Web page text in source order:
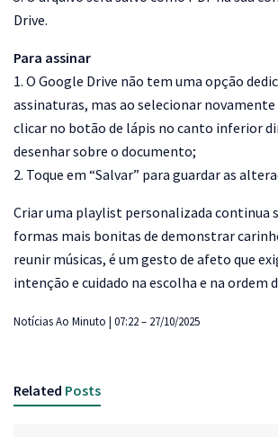
Drive.
Para assinar
1. O Google Drive não tem uma opção
assinaturas, mas ao selecionar
clicar no botão de lápis no canto inferior
desenhar sobre o documento;
2. Toque em “Salvar” para guardar as
Criar uma playlist personalizada continua
formas mais bonitas de demonstrar
reunir músicas, é um gesto de afeto que
intenção e cuidado na escolha e na ordem
Notícias Ao Minuto | 07:22 – 27/10/2025
Related Posts